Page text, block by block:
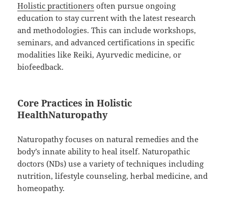
Holistic practitioners often pursue ongoing
education to stay current with the latest research
and methodologies. This can include workshops,
seminars, and advanced certifications in specific
modalities like Reiki, Ayurvedic medicine, or
biofeedback.
Core Practices in Holistic
HealthNaturopathy
Naturopathy focuses on natural remedies and the
body’s innate ability to heal itself. Naturopathic
doctors (NDs) use a variety of techniques including
nutrition, lifestyle counseling, herbal medicine, and
homeopathy.